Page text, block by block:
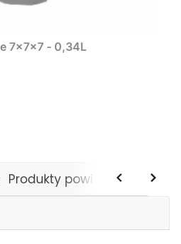
7x7x7 - 0,34L
Produkty powiązane